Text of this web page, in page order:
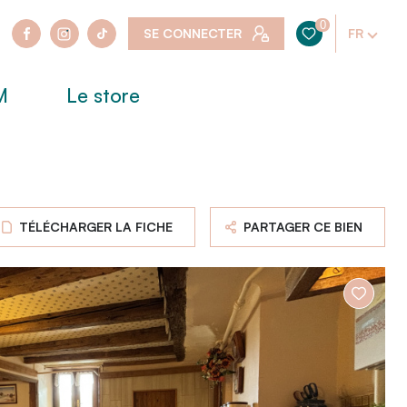
SE CONNECTER
0
FR
Le store
TÉLÉCHARGER LA FICHE PARTAGER CE BIEN